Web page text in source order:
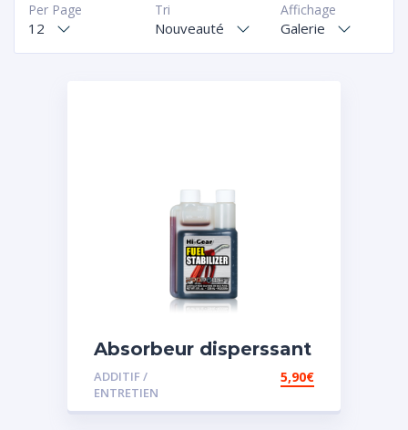
Affichage
Galerie
Tri
Nouveauté
Per Page
12
Absorbeur disperssant
d’eau pour carburant
ADDITIF /
ENTRETIEN
5,90€